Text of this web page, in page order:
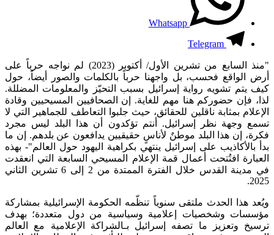
Whatsapp
Telegram
"منذ السابع من تشرين الأول/ أكتوبر (2023) لم نواجه حرباً على
أرض الواقع فحسب، بل واجهنا حرباً بالكلمات والصور أيضاً، حول
كيف يتم تشويه رواية إسرائيل بسبب التحيّز والمعلومات المضللة.
لذا، فإن حضوركم هنا مهم للغاية. إن الصحافيين المسيحيين وقادة
الإعلام بمثابة ناقلين للحقائق، حيث جلبوا التعاطف للجماهير التي لا
تسمع وجهة نظر إسرائيل. أنتم تؤكدون أن هذا البلد ليس مجرد
فكرة، إن هذا البلد موطنٌ لأناسٍ حقيقيين يدافعون عن بلدهم. إن ما
بدأ بالأكاذيب على إسرائيل ينتهي بكراهية اليهود حول العالم"- بهذه
العبارة افتُتحت أعمال قمة الإعلام المسيحي السابعة التي انعقدت
في مدينة القدس خلال الفترة الممتدة من 2 إلى 6 تشرين الثاني
2025.
ويُعد هذا الحدث ملتقى سنوياً تنظّمه الحكومة الإسرائيلية بمشاركة
مؤسسات وشخصيات إعلامية وسياسية من دول متعددة؛ بهدف
ترسيخ وتعزيز ما تصفه إسرائيل بـالشراكة الإعلامية مع العالم